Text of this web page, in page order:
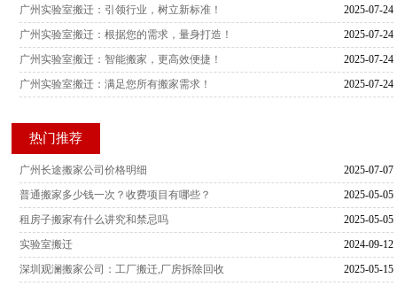
2025-07-24
广州实验室搬迁：引领行业，树立新标准！
2025-07-24
广州实验室搬迁：根据您的需求，量身打造！
2025-07-24
广州实验室搬迁：智能搬家，更高效便捷！
2025-07-24
广州实验室搬迁：满足您所有搬家需求！
热门推荐
2025-07-07
广州长途搬家公司价格明细
2025-05-05
普通搬家多少钱一次？收费项目有哪些？
2025-05-05
租房子搬家有什么讲究和禁忌吗
2024-09-12
实验室搬迁
2025-05-15
深圳观澜搬家公司：工厂搬迁,厂房拆除回收